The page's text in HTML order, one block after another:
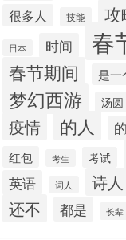
很多人 技能 攻
日本 时间 春
春节期间 是一
梦幻西游 汤圆
疫情 的人
红包
考生 考试
英语 词人 诗人
还不 都是 长辈